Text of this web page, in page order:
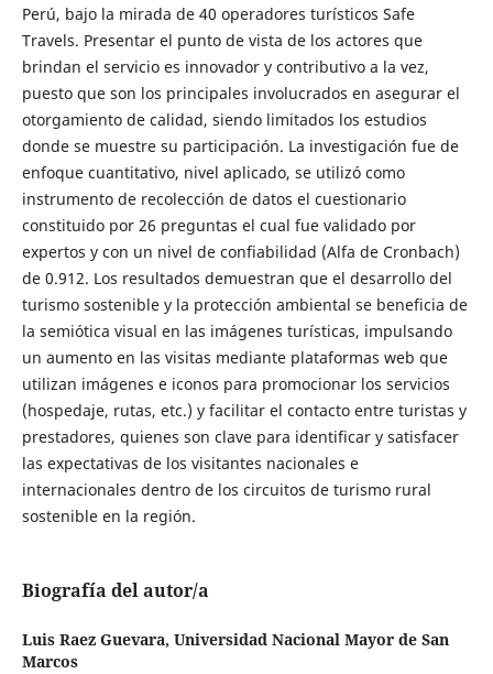
Perú, bajo la mirada de 40 operadores turísticos Safe
Travels. Presentar el punto de vista de los actores que
brindan el servicio es innovador y contributivo a la vez,
puesto que son los principales involucrados en asegurar el
otorgamiento de calidad, siendo limitados los estudios
donde se muestre su participación. La investigación fue de
enfoque cuantitativo, nivel aplicado, se utilizó como
instrumento de recolección de datos el cuestionario
constituido por 26 preguntas el cual fue validado por
expertos y con un nivel de confiabilidad (Alfa de Cronbach)
de 0.912. Los resultados demuestran que el desarrollo del
turismo sostenible y la protección ambiental se beneficia de
la semiótica visual en las imágenes turísticas, impulsando
un aumento en las visitas mediante plataformas web que
utilizan imágenes e iconos para promocionar los servicios
(hospedaje, rutas, etc.) y facilitar el contacto entre turistas y
prestadores, quienes son clave para identificar y satisfacer
las expectativas de los visitantes nacionales e
internacionales dentro de los circuitos de turismo rural
sostenible en la región.
Biografía del autor/a
Luis Raez Guevara, Universidad Nacional Mayor de San
Marcos